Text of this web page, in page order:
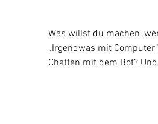
Was willst du machen,
„Irgendwas mit
Chatten mit dem Bot?